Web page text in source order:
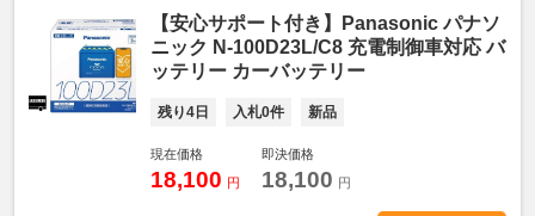
【安心サポート付き】Panasonic パナソ
ニック N-100D23L/C8 充電制御車対応 バ
ッテリー カーバッテリー
残り4日 入札0件 新品
現在価格
18,100 円
即決価格
18,100 円